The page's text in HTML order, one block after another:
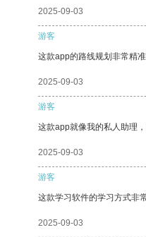
2025-09-03
游客
这款app的路线规划非常精
2025-09-03
游客
这款app就像我的私人助理
2025-09-03
游客
这款学习软件的学习方式非
2025-09-03